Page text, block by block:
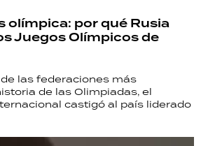
olímpica: por qué Rusia
Juegos Olímpicos de
las federaciones más
de las Olimpiadas, el
castigó al país liderado